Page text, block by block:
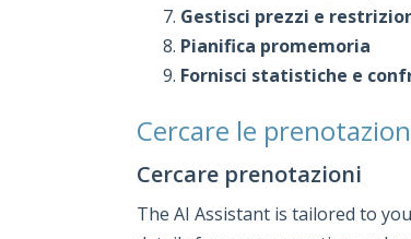
Gestisci prezzi e
Pianifica promemoria
Fornisci statistiche e
Cercare le
Cercare prenotazioni
The AI Assistant is tailored to